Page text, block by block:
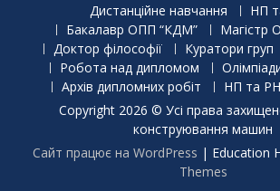
Дистанційне навчання
НП
Бакалавр ОПП “КДМ”
Магістр
Доктор філософії
Куратори груп
Робота над дипломом
Архів дипломних робіт
НП та
Copyright 2026 © Усі права
конструювання машин
Сайт працює на WordPress | Education
Themes